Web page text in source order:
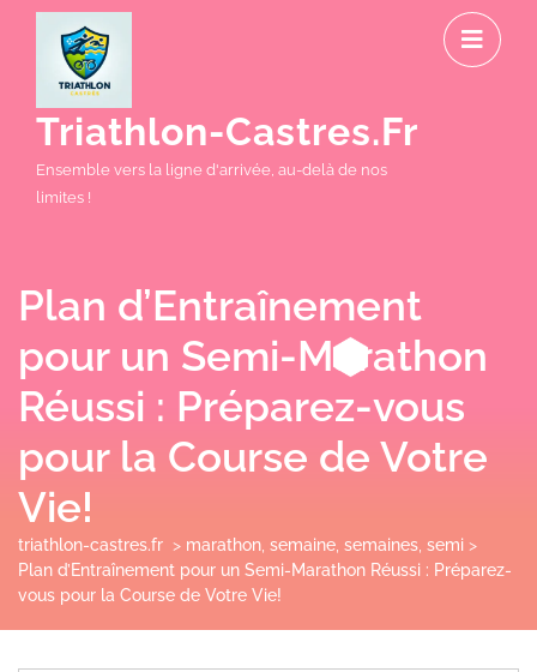
Triathlon-Castres.fr
Ensemble vers la ligne d'arrivée, au-delà de nos
limites !
Plan d’Entraînement
pour un Semi-Marathon
Réussi : Préparez-vous
pour la Course de Votre
Vie!
triathlon-castres.fr > marathon semaine semaines semi >
Plan d’Entraînement pour un Semi-Marathon Réussi : Préparez-
vous pour la Course de Votre Vie!